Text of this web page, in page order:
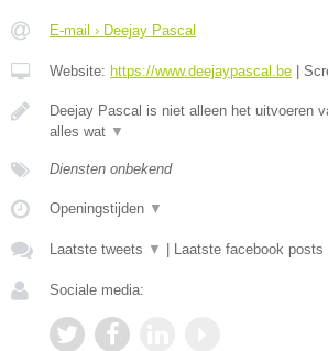
E-mail › Deejay Pascal
Website: https://www.deejaypascal.be
Deejay Pascal is niet alleen het uitvoeren
alles wat ▼
Diensten onbekend
Openingstijden ▼
Laatste tweets ▼ Laatste facebook posts
Sociale media: